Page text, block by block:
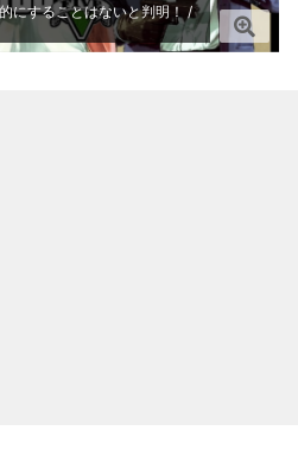
にすることはないと判明！ /